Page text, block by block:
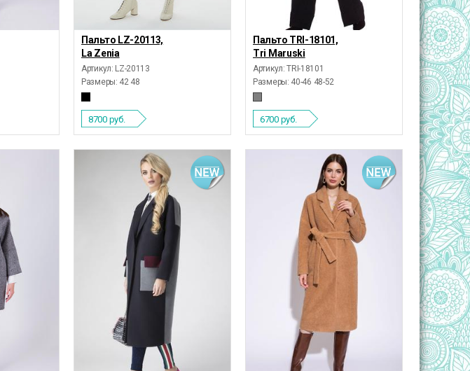
Пальто LZ-20113,
La Zenia
Артикул: LZ-20113
Размеры: 42 48
8700 руб.
Пальто TRI-18101,
Tri Maruski
Артикул: TRI-18101
Размеры: 40-46 48-52
6700 руб.